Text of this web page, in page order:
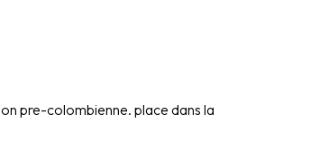
pre-colombienne. place dans la